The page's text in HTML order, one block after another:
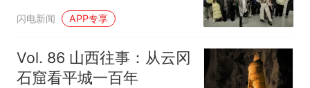
学宫”当代艺术学术沙龙
闪电新闻 APP专享
Vol. 86 山西往事：从云冈
石窟看平城一百年